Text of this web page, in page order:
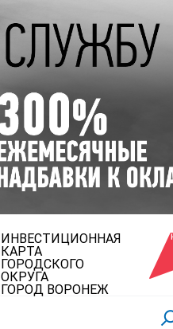
ИНВЕСТИЦИОННАЯ
КАРТА
ГОРОДСКОГО
ОКРУГА
ГОРОД ВОРОНЕЖ